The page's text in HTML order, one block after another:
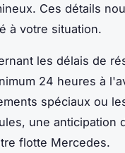
Ces détails
à votre situation.
les délais de
24 heures à
spéciaux ou
une anticipation
flotte Mercedes.